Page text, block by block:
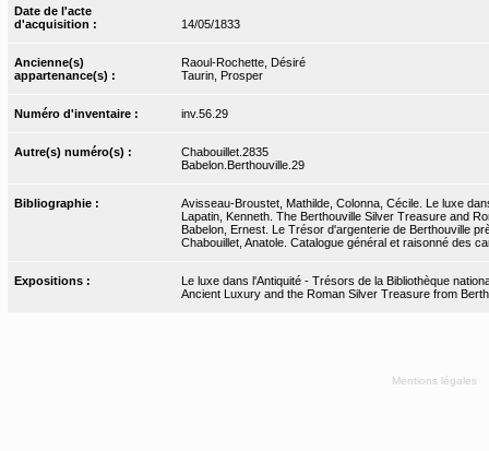
Date de l'acte
d'acquisition :
14/05/1833
Ancienne(s)
appartenance(s) :
Raoul-Rochette, Désiré
Taurin, Prosper
Numéro d'inventaire : inv.56.29
Autre(s) numéro(s) :
Chabouillet.2835
Babelon.Berthouville.29
Bibliographie :
Avisseau-Broustet, Mathilde, Colonna, Cécile. Le luxe
Lapatin, Kenneth. The Berthouville Silver Treasure and
Babelon, Ernest. Le Trésor d'argenterie de Berthouville
Chabouillet, Anatole. Catalogue général et raisonné des
Expositions :
Le luxe dans l'Antiquité - Trésors de la Bibliothèque
Ancient Luxury and the Roman Silver Treasure from
Mentions légales